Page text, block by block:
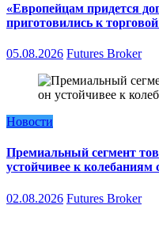
«Европейцам придется
приготовились к
05.08.2026 Futures Broker
Новости
Премиальный сегмент
устойчивее к колебаниям
02.08.2026 Futures Broker